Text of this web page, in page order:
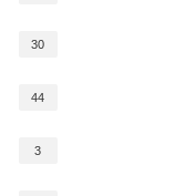
30
44
3